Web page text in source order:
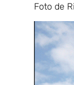
Foto de